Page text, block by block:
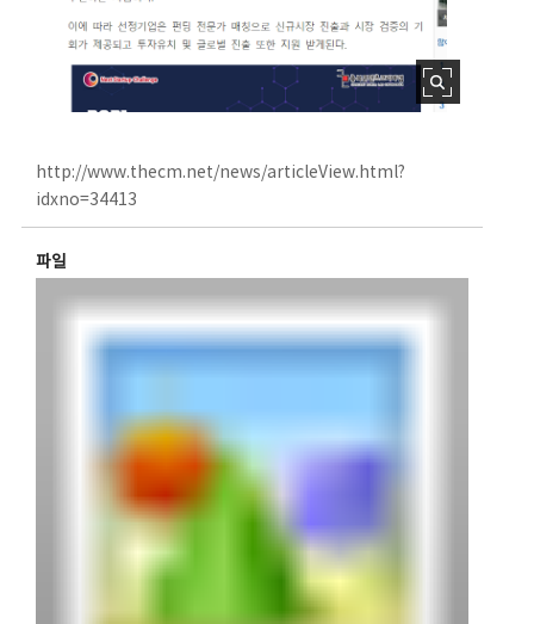
http://www.thecm.net/news/articleView.html?
idxno=34413
파일